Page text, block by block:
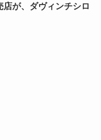
が、ダヴィンチシロ